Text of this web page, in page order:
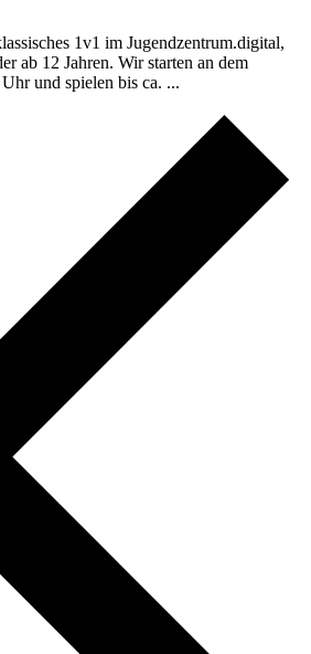
1v1 im Jugendzentrum.digital,
ab 12 Jahren. Wir starten an dem
und spielen bis ca. ...